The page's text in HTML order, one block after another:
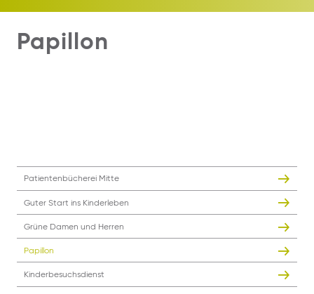
Papillon
Patientenbücherei Mitte
Guter Start ins Kinderleben
Grüne Damen und Herren
Papillon
Kinderbesuchsdienst